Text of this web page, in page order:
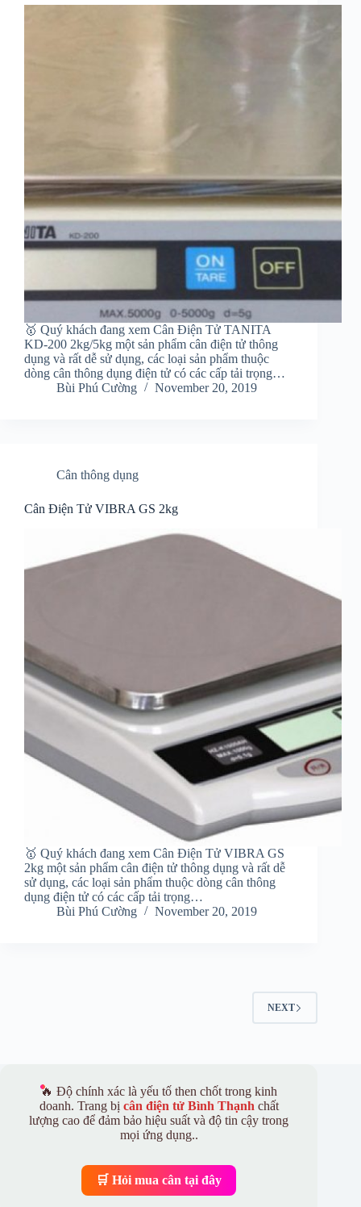
🥇 Quý khách đang xem Cân Điện Tử TANITA
KD-200 2kg/5kg một sản phẩm cân điện tử thông
dụng và rất dễ sử dụng, các loại sản phẩm thuộc
dòng cân thông dụng điện tử có các cấp tải trọng…
Bùi Phú Cường
November 20, 2019
Cân thông dụng
Cân Điện Tử VIBRA GS 2kg
🥇 Quý khách đang xem Cân Điện Tử VIBRA GS
2kg một sản phẩm cân điện tử thông dụng và rất dễ
sử dụng, các loại sản phẩm thuộc dòng cân thông
dụng điện tử có các cấp tải trọng…
Bùi Phú Cường
November 20, 2019
NEXT
🔥 Độ chính xác là yếu tố then chốt trong kinh
doanh. Trang bịcân điện tử Bình Thạnh
mọi ứng dụng..